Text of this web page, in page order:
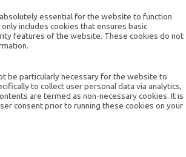
essential for the website to function
includes cookies that ensures basic
features of the website. These cookies do not
be particularly necessary for the website to
to collect user personal data via analytics,
are termed as non-necessary cookies. It is
consent prior to running these cookies on your